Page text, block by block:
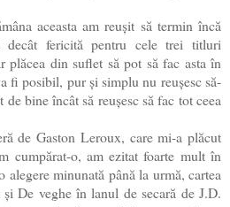
aceasta am reușit să termin încă
fericită pentru cele trei titluri
plăcea din suflet să pot să fac asta în
fi posibil, pur și simplu nu reușesc să-
bine încât să reușesc să fac tot ceea
de Gaston Leroux, care mi-a plăcut
cumpărat-o, am ezitat foarte mult în
minunată până la urmă, cartea
De veghe în lanul de secară de J.D.